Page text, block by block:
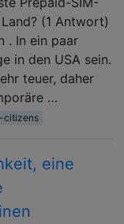
(1 Antwort)
. In ein paar
in den USA sein.
teuer, daher
…
citizens
eine